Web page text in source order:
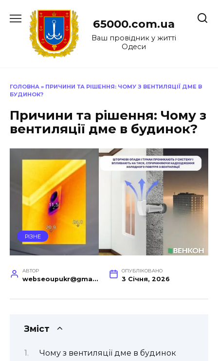
до
65000.com.ua
Ваш провідник у житті
Одеси
ГОЛОВНА » ПРИЧИНИ ТА РІШЕННЯ: ЧОМУ З ВЕНТИЛЯЦІЇ ДМЕ В
БУДИНОК?
Причини та рішення: Чому з
вентиляції дме в будинок?
РІЗНЕ
АВТОР
webseoupukr@gmail.com
ОПУБЛІКОВАНО
3 Січня, 2026
Зміст
Чому з вентиляції дме в будинок